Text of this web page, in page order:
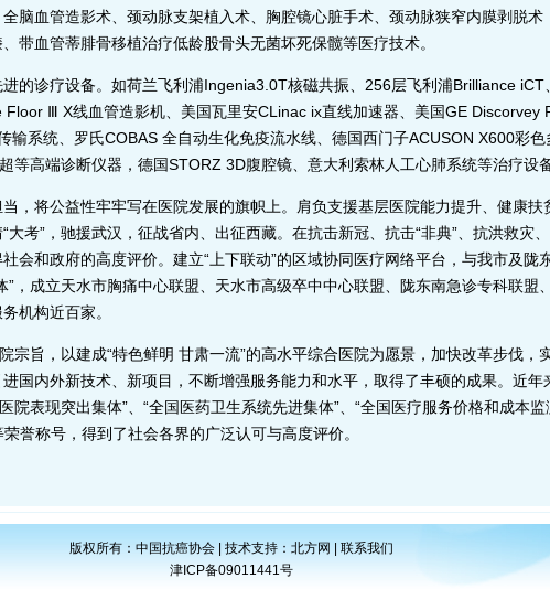
脑血管造影术、颈动脉支架植入术、胸腔镜心脏手术、颈动脉狭窄内膜剥脱术
带血管蒂腓骨移植治疗低龄股骨头无菌坏死保髋等医疗技术。
诊疗设备。如荷兰飞利浦Ingenia3.0T核磁共振、256层飞利浦Brilliance iCT
Floor Ⅲ X线血管造影机、美国瓦里安CLinac ix直线加速器、美国GE Discorvey
输系统、罗氏COBAS 全自动生化免疫流水线、德国西门子ACUSON X600彩
等高端诊断仪器，德国STORZ 3D腹腔镜、意大利索林人工心肺系统等治疗设备
将公益性牢牢写在医院发展的旗帜上。肩负支援基层医院能力提升、健康扶
大考”，驰援武汉，征战省内、出征西藏。在抗击新冠、抗击“非典”、抗洪救灾
会和政府的高度评价。建立“上下联动”的区域协同医疗网络平台，与我市及陇
”，成立天水市胸痛中心联盟、天水市高级卒中中心联盟、陇东南急诊专科联盟
机构近百家。
旨，以建成“特色鲜明 甘肃一流”的高水平综合医院为愿景，加快改革步伐，
国内外新技术、新项目，不断增强服务能力和水平，取得了丰硕的成果。近年
院表现突出集体”、“全国医药卫生系统先进集体”、“全国医疗服务价格和成本
誉称号，得到了社会各界的广泛认可与高度评价。
版权所有：中国抗癌协会 | 技术支持： 北方网
联系我们
津ICP备09011441号